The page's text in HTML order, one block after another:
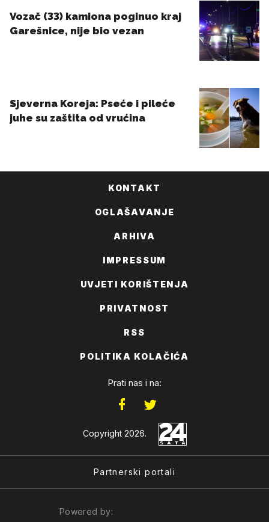
KONTAKT
OGLAŠAVANJE
ARHIVA
IMPRESSUM
UVJETI KORIŠTENJA
PRIVATNOST
RSS
POLITIKA KOLAČIĆA
Prati nas i na:
Copyright 2026.
Partnerski portali
Powered by: